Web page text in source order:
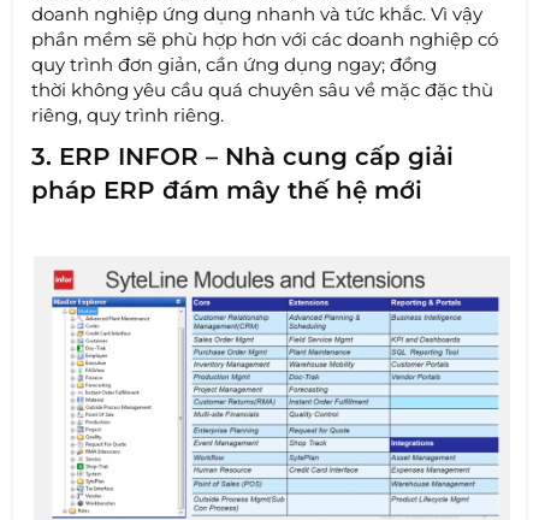
doanh nghiệp ứng dụng nhanh và tức khắc. Vì vậy
phần mềm sẽ phù hợp hơn với các doanh nghiệp có
quy trình đơn giản, cần ứng dụng ngay; đồng
thời không yêu cầu quá chuyên sâu về mặc đặc thù
riêng, quy trình riêng.
3. ERP INFOR – Nhà cung cấp giải
pháp ERP đám mây thế hệ mới